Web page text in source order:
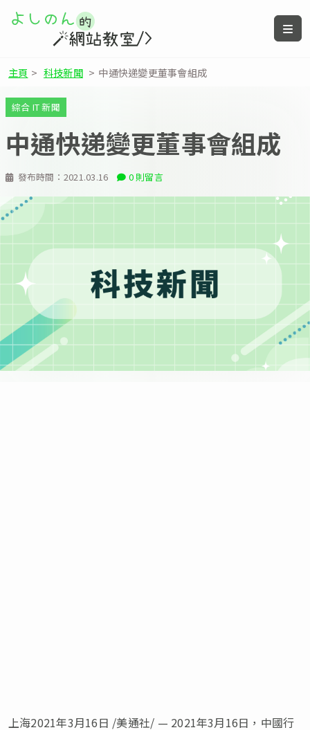
主頁 > 科技新聞 > 中通快递變更董事會組成
發布時間： 2021.03.16 0 則留言
綜合 IT 新聞
中通快递變更董事會組成
上海2021年3月16日 /美通社/ — 2021年3月16日，中國行